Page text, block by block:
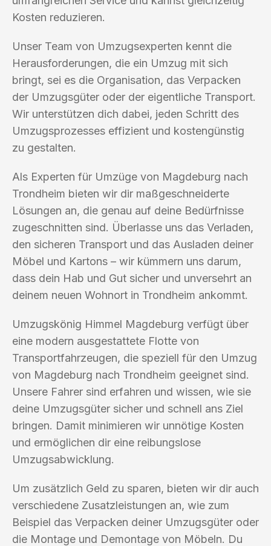
Kosten reduzieren.
Unser Team von Umzugsexperten kennt die
Herausforderungen, die ein Umzug mit sich
bringt, sei es die Organisation, das Verpacken
der Umzugsgüter oder der eigentliche Transport.
Wir unterstützen dich dabei, jeden Schritt des
Umzugsprozesses effizient und kostengünstig
zu gestalten.
Als Experten für Umzüge von Magdeburg nach
Trondheim bieten wir dir maßgeschneiderte
Lösungen an, die genau auf deine Bedürfnisse
zugeschnitten sind. Überlasse uns das Verladen,
den sicheren Transport und das Ausladen deiner
Möbel und Kartons – wir kümmern uns darum,
dass dein Hab und Gut sicher und unversehrt an
deinem neuen Wohnort in Trondheim ankommt.
Umzugskönig Himmel Magdeburg verfügt über
eine modern ausgestattete Flotte von
Transportfahrzeugen, die speziell für den Umzug
von Magdeburg nach Trondheim geeignet sind.
Unsere Fahrer sind erfahren und wissen, wie sie
deine Umzugsgüter sicher und schnell ans Ziel
bringen. Damit minimieren wir unnötige Kosten
und ermöglichen dir eine reibungslose
Umzugsabwicklung.
Um zusätzlich Geld zu sparen, bieten wir dir auch
verschiedene Zusatzleistungen an, wie zum
Beispiel das Verpacken deiner Umzugsgüter oder
die Montage und Demontage von Möbeln. Du